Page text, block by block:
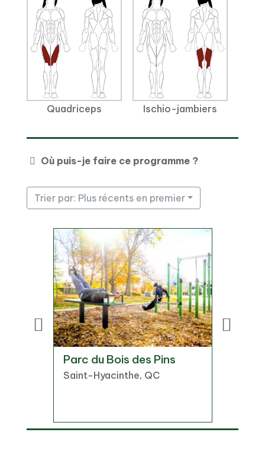
Quadriceps Ischio-jambiers
Où puis-je faire ce programme ?
Trier par: Plus récents en premier
Parc du Bois des Pins
Saint-Hyacinthe, QC